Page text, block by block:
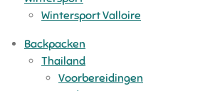
Wintersport Valloire
Backpacken
Thailand
Voorbereidingen